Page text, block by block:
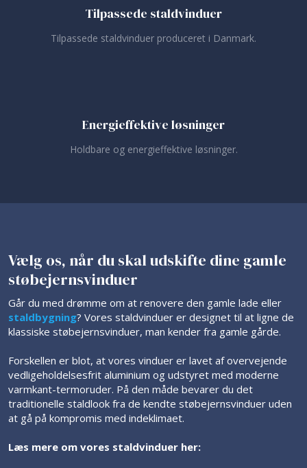
Tilpassede staldvinduer
Tilpassede staldvinduer produceret i Danmark.
Energieffektive løsninger
Holdbare og energieffektive løsninger.
Vælg os, når du skal udskifte dine gamle
støbejernsvinduer
Går du med drømme om at renovere den gamle lade eller
staldbygning? Vores staldvinduer er designet til at ligne de
klassiske støbejernsvinduer, man kender fra gamle gårde.
Forskellen er blot, at vores vinduer er lavet af overvejende
vedligeholdelsesfrit aluminium og udstyret med moderne
varmkant-termoruder. På den måde bevarer du det
traditionelle staldlook fra de kendte støbejernsvinduer uden
at gå på kompromis med indeklimaet.
Læs mere om vores staldvinduer her: